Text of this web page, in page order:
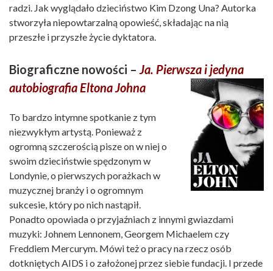
radzi. Jak wyglądało dzieciństwo Kim Dzong Una? Autorka
stworzyła niepowtarzalną opowieść, składając na nią
przeszłe i przyszłe życie dyktatora.
Biograficzne nowości – Ja. Pierwsza i jedyna
autobiografia Eltona Johna
To bardzo intymne spotkanie z tym
niezwykłym artystą. Ponieważ z
ogromną szczerością pisze on w niej o
swoim dzieciństwie spędzonym w
Londynie, o pierwszych porażkach w
muzycznej branży i o ogromnym
sukcesie, który po nich nastąpił.
Ponadto opowiada o przyjaźniach z innymi gwiazdami
muzyki: Johnem Lennonem, Georgem Michaelem czy
Freddiem Mercurym. Mówi też o pracy na rzecz osób
dotkniętych AIDS i o założonej przez siebie fundacji. I przede